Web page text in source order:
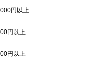
円以上
円以上
円以上